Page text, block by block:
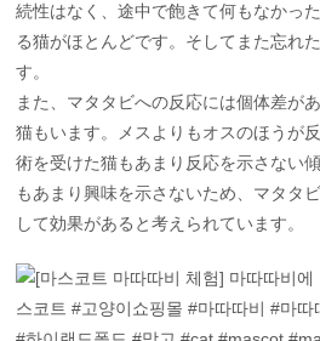
続性はなく、途中で飽きて何もなかっ
る猫がほとんどです。そしてまた忘れ
す。
また、マタタビへの反応には個体差が
猫もいます。メスよりもオスのほうが
術を受けた猫もあまり反応を示さない
もあまり興味を示さないため、マタタ
して効果があると考えられています。